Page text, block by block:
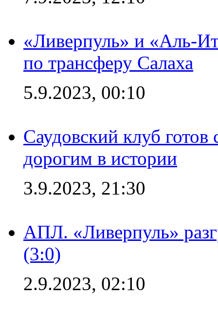
«Ливерпуль» и «Аль-
по трансферу Салаха
5.9.2023, 00:10
Саудовский клуб
дорогим в истории
3.9.2023, 21:30
АПЛ. «Ливерпуль»
(3:0)
2.9.2023, 02:10